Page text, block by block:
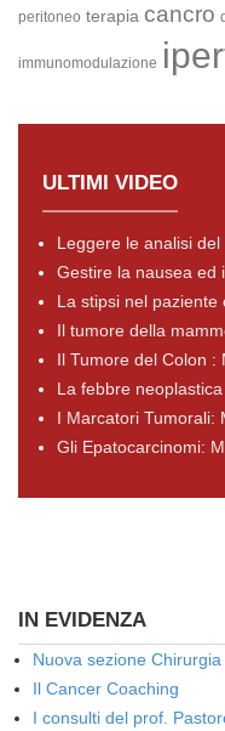
peritoneo terapia cancro
immunomodulazione
ULTIMI VIDEO
Leggere le analisi del
Gestire la nausea ed
La stipsi nel paziente
Il tumore della
Il Tumore del Colon :
La febbre
I Marcatori Tumorali:
Gli Epatocarcinomi:
IN EVIDENZA
Nuova sezione Chirurgia
Il Cancer Coaching
I consulti del prof.